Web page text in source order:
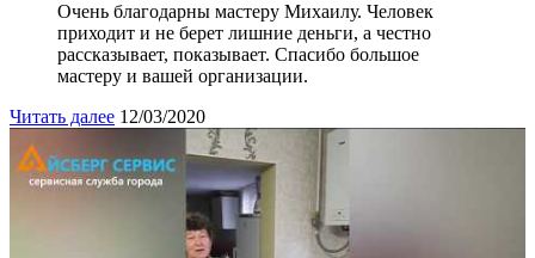
Очень благодарны мастеру Михаилу. Человек
приходит и не берет лишние деньги, а честно
рассказывает, показывает. Спасибо большое
мастеру и вашей организации.
Читать далее 12/03/2020